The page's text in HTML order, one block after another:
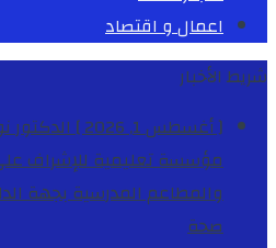
اعمال و اقتصاد
شريط الأخبار
[ أغسطس 1, 2026 ]
مؤسسة تعليمية للإشراف
والمطاعم المدرسية بجهة
صحة